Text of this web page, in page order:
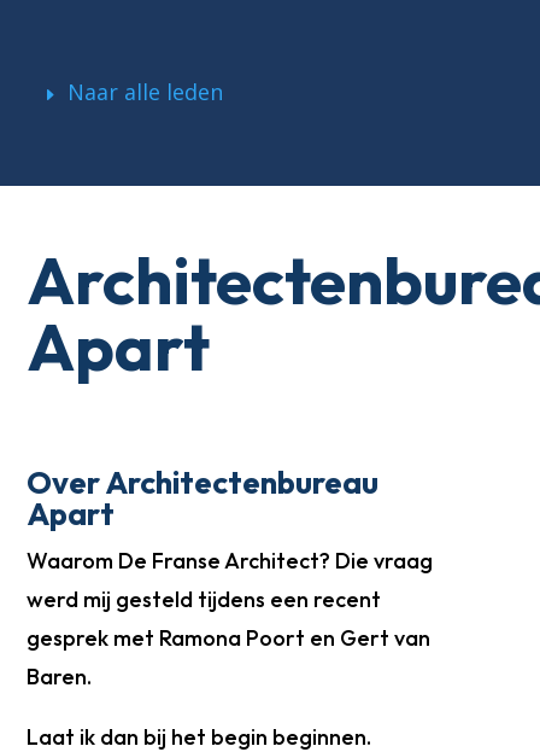
Naar alle leden
Apart
Over Architectenbureau
Apart
Waarom De Franse Architect? Die vraag
werd mij gesteld tijdens een recent
gesprek met Ramona Poort en Gert van
Baren.
Laat ik dan bij het begin beginnen.